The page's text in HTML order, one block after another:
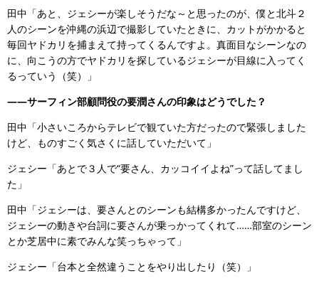
田中「あと、ジェシーが楽しそうだな～と思ったのが、僕と北斗２
人のシーンを沖縄の浜辺で撮影していたときに、カットがかかると
毎回ヤドカリを捕まえて持ってくるんですよ。真面目なシーンなの
に、向こうの方でヤドカリを探しているジェシーが目線に入ってく
るっていう（笑）」
――サーフィン部顧問役の要潤さんの印象はどうでした？
田中「小さいころからテレビで観ていた方だったので緊張しました
けど、ものすごく気さくに話していただいて」
ジェシー「あとで３人で“要さん、カッコイイよね”って話してまし
た」
田中「ジェシーは、要さんとのシーンも結構多かったんですけど、
ジェシーの動きや台詞に要さんが乗っかってくれて……部室のシーン
とか芝居中に素でみんな笑っちゃって」
ジェシー「台本と全然違うことをやり出したり（笑）」